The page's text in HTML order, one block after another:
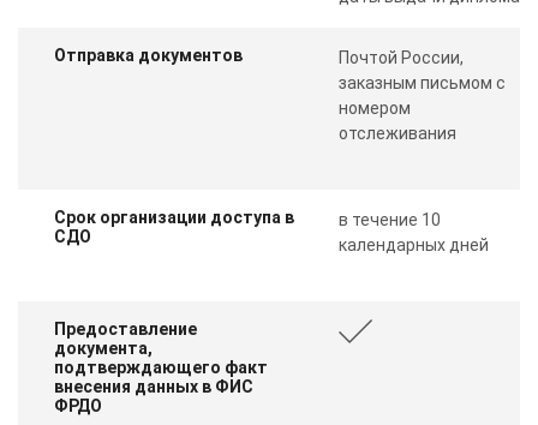
Отправка документов
Почтой России,
заказным письмом с
номером
отслеживания
Срок организации доступа в
СДО
в течение 10
календарных дней
Предоставление
документа,
подтверждающего факт
внесения данных в ФИС
ФРДО